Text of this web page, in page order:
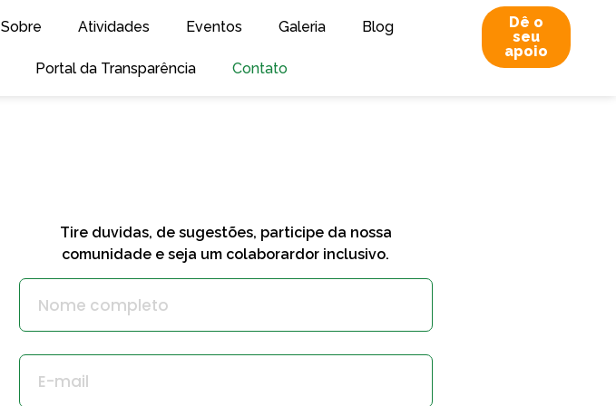
Sobre Atividades Eventos Galeria Blog
Portal da Transparência Contato
Dê o
seu
apoio
Tire duvidas, de sugestões, participe da nossa
comunidade e seja um colaborardor inclusivo.